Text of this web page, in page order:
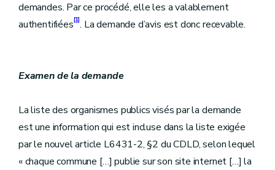
demandes. Par ce procédé, elle les a valablement
authentifiées[1]. La demande d’avis est donc recevable.
Examen de la demande
La liste des organismes publics visés par la demande
est une information qui est incluse dans la liste exigée
par le nouvel article L6431-2, §2 du CDLD, selon lequel
« chaque commune […] publie sur son site internet […] la